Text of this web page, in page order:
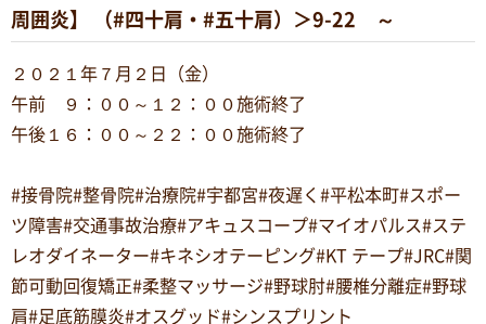
周囲炎】 （#四十肩・#五十肩）＞9-22 ～
２０２１年７月２日（金）
午前 ９：００～１２：００施術終了
午後１６：００～２２：００施術終了
#接骨院#整骨院#治療院#宇都宮#夜遅く#平松本町#スポー
ツ障害#交通事故治療#アキュスコープ#マイオパルス#ステ
レオダイネーター#キネシオテーピング#KT テープ#JRC#関
節可動回復矯正#柔整マッサージ#野球肘#腰椎分離症#野球
肩#足底筋膜炎#オスグッド#シンスプリント